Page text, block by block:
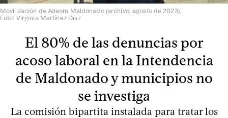
Movilización de Adeom Maldonado (archivo, agosto de 2023).
Foto: Virginia Martínez Díaz
El 80% de las denuncias por
acoso laboral en la Intendencia
de Maldonado y municipios no
se investiga
La comisión bipartita instalada para tratar los